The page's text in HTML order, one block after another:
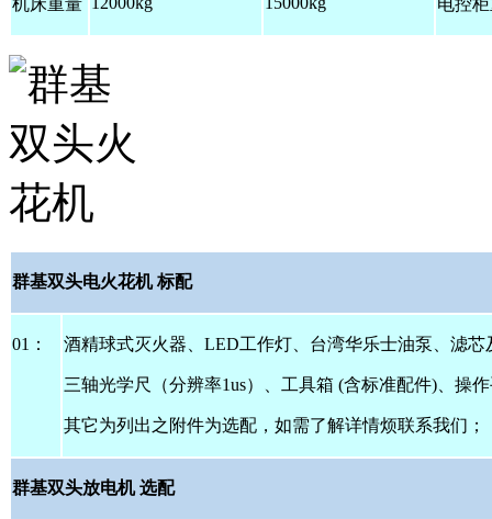
机床重量 电控
群基双头电火花机 标配
01 ： 酒精球式灭火器、 LED工作灯、台湾华乐士油泵、滤芯
三轴光学尺（分辨率1us）、工具箱 (含标准配件) 、操
其它为列出之附件为选配，如需了解详情烦联系我们；
群基双头放电机 选配